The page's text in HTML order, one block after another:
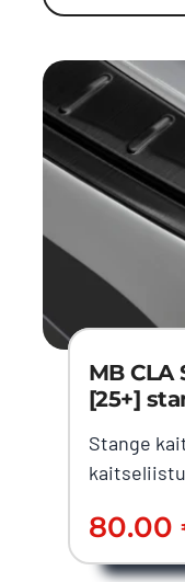
MB CLA
[25+]
Stange
80.00